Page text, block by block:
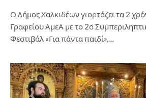
Ο Δήμος Χαλκιδέων γιορτάζει τα 2
Γραφείου ΑμεΑ με το 2ο
Φεστιβάλ «Για πάντα παιδί»,…